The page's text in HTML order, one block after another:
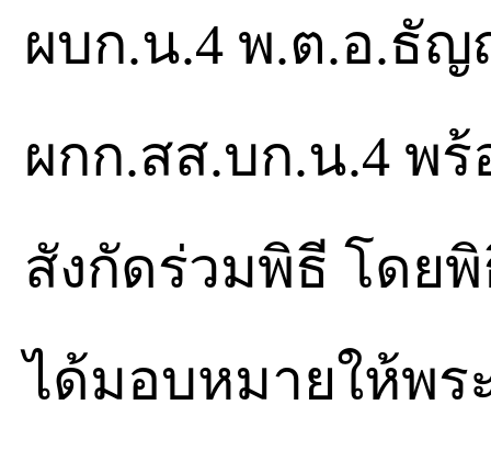
ผบก.น.4 พ.ต.อ.ธั
ผกก.สส.บก.น.4 พ
สังกัดร่วมพิธี โดย
ได้มอบหมายให้พ